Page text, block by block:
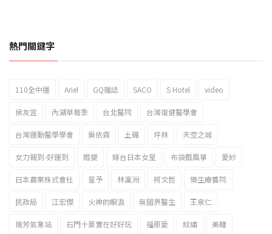
2023新北市北海岸國際風箏節「風在石起」霸氣回歸
熱門關鍵字
110全中運 Ariel GQ雜誌 SACO S Hotel video
侯友宜 內湖草莓季 台北醫院 台灣復健醫學會
台灣運動醫學學會 吳依霖 土雞 坪林 天空之城
女力報到-好運到 婚變 嫁台日本女星 布袋戲風箏 愛紗
日本農業株式會社 星予 林瀛洲 柯文哲 樂生療養院
民政局 江宏傑 火神的眼淚 無國界醫生 王泉仁
瑞芳氣象站 石門十景實在好好玩 福原愛 紋繡 美睫